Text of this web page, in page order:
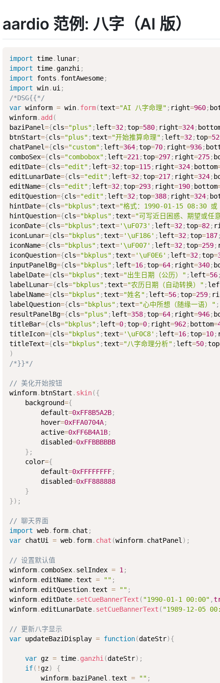
aardio 范例: 八字（AI 版）
import time. lunar;
import time.ganzhi ;
import fonts . fontAwesome;
import win. ui ;
/*DSG{{*/
var winform = win. form(text="AI 八字命理" ; right=960;
winform. add (
baziPanel={cls="plus" ; left=32;top=580; right=324;
btnStart={cls="plus" ;text="开始推算命理" ; left=32;top=
chatPanel={cls="custom" ; left=364;top=70; right=936;
comboSex={cls="combobox" ; left=221 ;top=297; right=275;
editDate={cls="edit" ; left=32;top=115; right=324; bottom
editLunarDate={cls="edit" ; left=32;top=217; right=324;
editName={cls="edit" ; left=32;top=293; right=190; bottom
editQuestion={cls="edit" ; left=32;top=388; right=324;
hintDate={cls="bkplus" ;text="格式：1990-01-15 08:30 或
hintQuestion={cls="bkplus" ;text="可写近日困惑、期望或任
iconDate={cls="bkplus" ;text='\uF073' ; left=32;top=82;
iconLunar={cls="bkplus" ;text='\uF186' ; left=32;top=187
iconName={cls="bkplus" ;text='\uF007' ; left=32;top=259;
iconQuestion={cls="bkplus" ;text='\uF0E6' ; left=32;top=
inputPanelBg={cls="bkplus" ; left=16;top=64; right=340;
labelDate={cls="bkplus" ;text="出生日期（公历）" ; left=56
labelLunar={cls="bkplus" ;text="农历日期（自动转换）" ;
labelName={cls="bkplus" ;text="姓名" ; left=56;top=259;
labelQuestion={cls="bkplus" ;text="心中所想（随缘一语）" ;
resultPanelBg={cls="plus" ; left=358;top=64; right=946;
titleBar={cls="bkplus" ; left=0;top=0; right=962; bottom=
titleIcon={cls="bkplus" ;text='\uF0C8' ; left=16;top=10;
titleText={cls="bkplus" ;text="八字命理分析" ; left=50;top
)
/*}}*/
// 美化开始按钮
winform. btnStart . skin({
    background
={
        default
=0xFF8B5A2B;
        hover
=0xFFA0704A;
        active
=0xFF6B4A1B;
        disabled
=0xFFBBBBBB
} ;
    color
={
        default
=0xFFFFFFFF;
        disabled
=0xFF888888
}
}) ;
// 聊天界面
import web. form. chat ;
var chatUi = web. form. chat (winform. chatPanel ) ;
// 设置默认值
winform. comboSex. selIndex = 1 ;
winform. editName.text = "" ;
winform. editQuestion.text = "" ;
winform. editDate. setCueBannerText ( "1990-01-1 00:00" ,
winform. editLunarDate. setCueBannerText ( "1989-12-05
// 更新八字显示
var updateBaziDisplay = function(dateStr){
var gz = time. ganzhi (dateStr) ;
if( !gz)
{
        winform
. baziPanel .text = "" ;